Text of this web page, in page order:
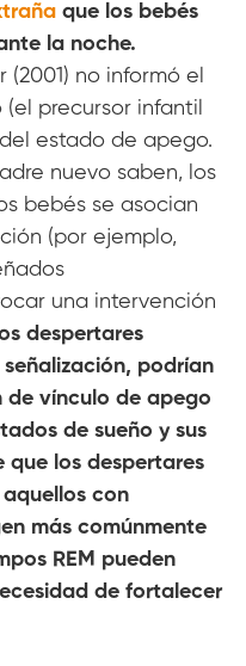
que los bebés
la noche.
no informó el
precursor infantil
estado de apego.
nuevo saben, los
bebés se asocian
(por ejemplo,
una intervención
despertares
podrían
vínculo de apego
de sueño y sus
que los despertares
con
más comúnmente
REM pueden
de fortalecer